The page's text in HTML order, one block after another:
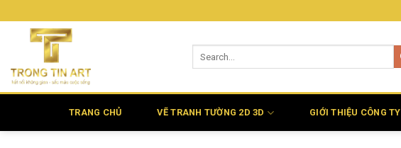
qua
TRANG CHỦ VẼ TRANH TƯỜNG 2D 3D GIỚI THIỆU CÔNG TY